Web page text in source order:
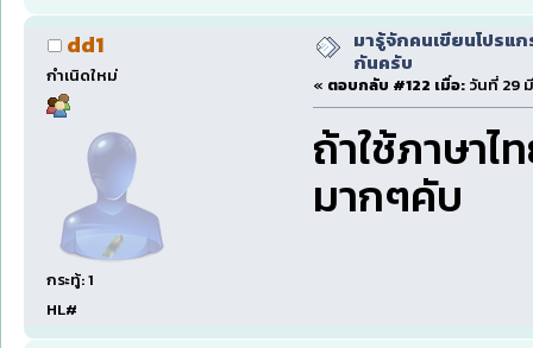
dd1
กำเนิดใหม่
กระทู้: 1
HL#
มารู้จักคนเขียนโปรแก
กันครับ
« ตอบกลับ #122 เมื่อ: วันที่ 29
ถ้าใช้ภาษา
มากๆคับ